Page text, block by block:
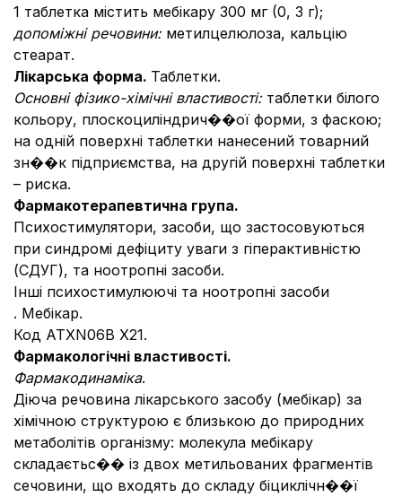
1 таблетка містить мебікару 300 мг (0, 3 г);
допоміжні речовини: метилцелюлоза, кальцію
стеарат.
Лікарська форма. Таблетки.
Основні фізико-хімічні властивості: таблетки білого
кольору, плоскоциліндрич��ої форми, з фаскою;
на одній поверхні таблетки нанесений товарний
зн��к підприємства, на другій поверхні таблетки
– риска.
Фармакотерапевтична група.
Психостимулятори, засоби, що застосовуються
при синдромі дефіциту уваги з гіперактивністю
(СДУГ), та ноотропні засоби.
Інші психостимулюючі та ноотропні засоби
. Мебікар.
Код АТХN06B X21.
Фармакологічні властивості.
Фармакодинаміка.
Діюча речовина лікарського засобу (мебікар) за
хімічною структурою є близькою до природних
метаболітів організму: молекула мебікару
складаєтьс�� із двох метильованих фрагментів
сечовини, що входять до складу біциклічн��ї